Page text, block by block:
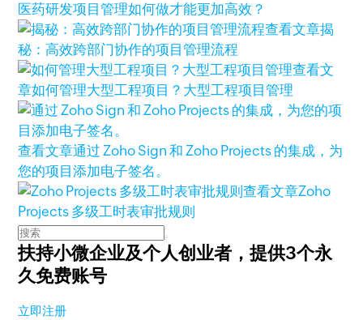
医药研发项目管理如何做才能更加高效？
查看文章揭
秘：高效跨部门协作的项目管理流程
查看文
章如何管理大型工程项目？大型工程项目管理
查看文章通过 Zoho Sign 和 Zoho Projects 的集成，为
您的项目添加电子签名。
查看文章Zoho
Projects 多级工时表审批规则
扶持小微企业及个人创业者，提供3个永
久免费账号
立即注册